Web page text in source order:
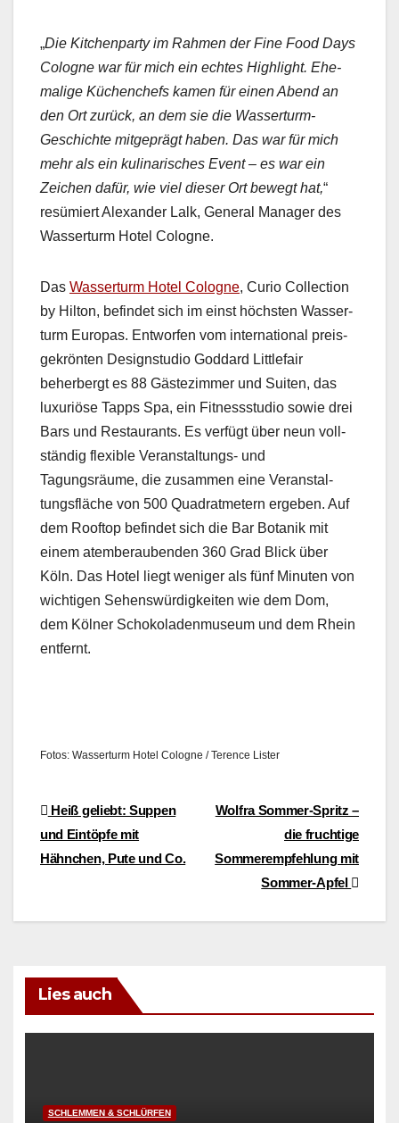
„Die Kitchen­par­ty im Rah­men der Fine Food Days
Cologne war für mich ein echt­es High­light. Ehe­
ma­lige Küchenchefs kamen für einen Abend an
den Ort zurück, an dem sie die Wasser­turm-
Geschichte mit­geprägt haben. Das war für mich
mehr als ein kuli­nar­isches Event – es war ein
Zeichen dafür, wie viel dieser Ort bewegt hat,“
resümiert Alexan­der Lalk, Gen­er­al Man­ag­er des
Wasser­turm Hotel Cologne.
Das Wasser­turm Hotel Cologne, Curio Col­lec­tion
by Hilton, befind­et sich im einst höch­sten Wasser­
turm Europas. Ent­wor­fen vom inter­na­tion­al preis­
gekrön­ten Design­stu­dio God­dard Lit­tle­fair
beherbergt es 88 Gästez­im­mer und Suit­en, das
lux­u­riöse Tapps Spa, ein Fit­nessstu­dio sowie drei
Bars und Restau­rants. Es ver­fügt über neun voll­
ständig flex­i­ble Ver­anstal­tungs- und
Tagungsräume, die zusam­men eine Ver­anstal­
tungs­fläche von 500 Quadrat­metern ergeben. Auf
dem Rooftop befind­et sich die Bar Botanik mit
einem atem­ber­auben­den 360 Grad Blick über
Köln. Das Hotel liegt weniger als fünf Minuten von
wichti­gen Sehenswürdigkeit­en wie dem Dom,
dem Köl­ner Schoko­laden­mu­se­um und dem Rhein
ent­fer­nt.
Fotos: Wasser­turm Hotel Cologne / Ter­ence Lis­ter
Beitragsnavigation
Wolfra Sommer-Spritz –
die fruchtige
Sommerempfehlung mit
Sommer-Apfel
Heiß geliebt: Suppen
und Eintöpfe mit
Hähnchen, Pute und Co.
Lies auch
SCHLEMMEN & SCHLÜRFEN